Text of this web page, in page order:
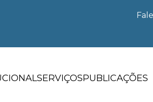
SERVIÇOSPUBLICAÇÕES